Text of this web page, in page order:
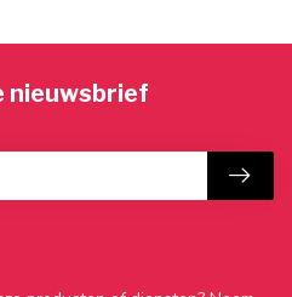
nieuwsbrief